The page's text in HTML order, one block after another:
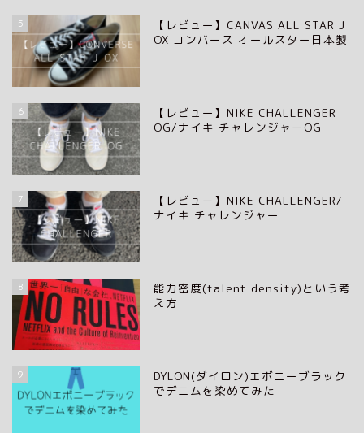
5
【レビュー】CANVAS ALL STAR J
OX コンバース オールスター日本製
6
【レビュー】NIKE CHALLENGER
OG/ナイキ チャレンジャーOG
7
【レビュー】NIKE CHALLENGER/
ナイキ チャレンジャー
8
能力密度(talent density)という考
え方
9
DYLON(ダイロン)エボニーブラック
でデニムを染めてみた